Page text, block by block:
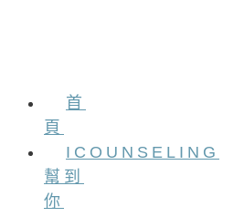
首
頁
ICOUNSELING
幫到
你